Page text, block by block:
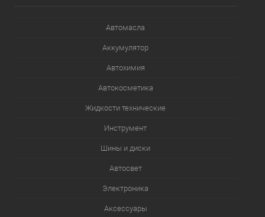
Автомасла
Аккумулятор
Автохимия
Автокосметика
Жидкости технические
Инструмент
Шины и диски
Автосвет
Электроника
Аксессуары